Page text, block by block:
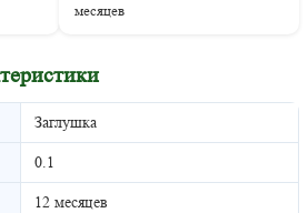
месяцев
Заглушка
0.1
12 месяцев